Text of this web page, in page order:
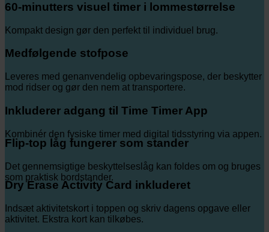
60-minutters visuel timer i lommestørrelse
Kompakt design gør den perfekt til individuel brug.
Medfølgende stofpose
Leveres med genanvendelig opbevaringspose, der beskytter
mod ridser og gør den nem at transportere.
Inkluderer adgang til Time Timer App
Kombinér den fysiske timer med digital tidsstyring via appen.
Flip-top låg fungerer som stander
Det gennemsigtige beskyttelseslåg kan foldes om og bruges
som praktisk bordstander.
Dry Erase Activity Card inkluderet
Indsæt aktivitetskort i toppen og skriv dagens opgave eller
aktivitet. Ekstra kort kan tilkøbes.